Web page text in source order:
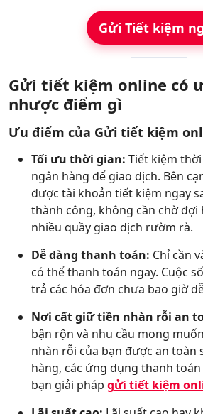
Gửi Tiết kiệm
Gửi tiết kiệm online có
nhược điểm gì
Ưu điểm của Gửi tiết kiệm
Tối ưu thời gian: Tiết kiệm
ngân hàng để giao dịch. Bên
được tài khoản tiết kiệm ngay
thành công, không cần chờ đợi
nhiều quầy giao dịch rườm rà.
Dễ dàng thanh toán: Chỉ cần
có thể thanh toán ngay. Cuộc
trả các hóa đơn chưa bao giờ
Nơi cất giữ tiền nhàn rỗi an
bận rộn và nhu cầu mong
nhàn rỗi của bạn được an toàn
hàng, các ứng dụng thanh
bạn giải pháp gửi tiết kiệm